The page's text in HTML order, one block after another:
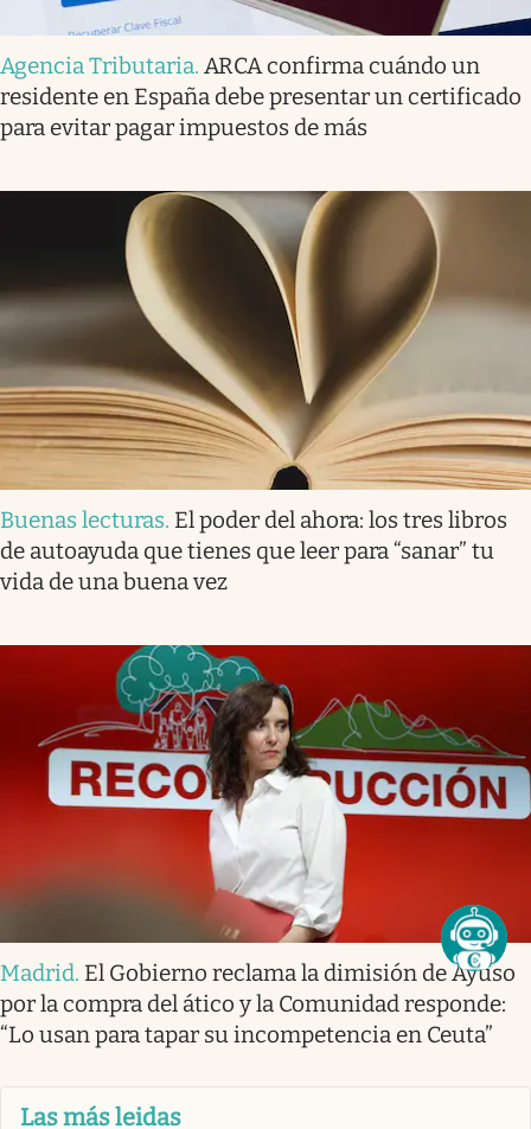
Agencia Tributaria. ARCA confirma cuándo un
residente en España debe presentar un certificado
para evitar pagar impuestos de más
Buenas lecturas. El poder del ahora: los tres libros
de autoayuda que tienes que leer para “sanar” tu
vida de una buena vez
Madrid. El Gobierno reclama la dimisión de Ayuso
por la compra del ático y la Comunidad responde:
“Lo usan para tapar su incompetencia en Ceuta”
Las más leidas